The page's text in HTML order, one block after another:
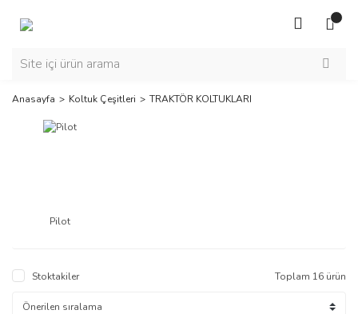
Anasayfa Koltuk Çeşitleri TRAKTÖR KOLTUKLARI
Pilot
Stoktakiler Toplam 16 ürün